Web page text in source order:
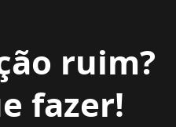
ruim?
fazer!